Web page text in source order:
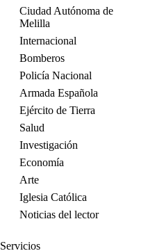
Ciudad Autónoma de
Melilla
Internacional
Bomberos
Policía Nacional
Armada Española
Ejército de Tierra
Salud
Investigación
Economía
Arte
Iglesia Católica
Noticias del lector
Servicios